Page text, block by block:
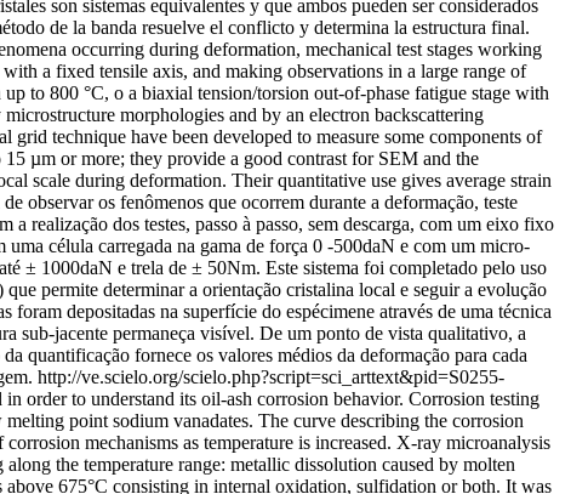
son sistemas equivalentes y que ambos pueden ser considerados
de la banda resuelve el conflicto y determina la estructura final.
occurring during deformation, mechanical test stages working
a fixed tensile axis, and making observations in a large range of
to 800 °C, o a biaxial tension/torsion out-of-phase fatigue stage with
morphologies and by an electron backscattering
technique have been developed to measure some components of
µm or more; they provide a good contrast for SEM and the
scale during deformation. Their quantitative use gives average strain
observar os fenômenos que ocorrem durante a deformação, teste
realização dos testes, passo à passo, sem descarga, com um eixo fixo
célula carregada na gama de força 0 -500daN e com um micro-
± 1000daN e trela de ± 50Nm. Este sistema foi completado pelo uso
permite determinar a orientação cristalina local e seguir a evolução
depositadas na superfície do espécimene através de uma técnica
sub-jacente permaneça visível. De um ponto de vista qualitativo, a
quantificação fornece os valores médios da deformação para cada
http://ve.scielo.org/scielo.php?script=sci_arttext&pid=S0255-
order to understand its oil-ash corrosion behavior. Corrosion testing
point sodium vanadates. The curve describing the corrosion
mechanisms as temperature is increased. X-ray microanalysis
the temperature range: metallic dissolution caused by molten
675°C consisting in internal oxidation, sulfidation or both. It was